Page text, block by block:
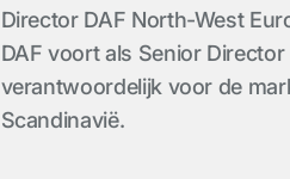
Director DAF North-West
DAF voort als Senior
verantwoordelijk voor de
Scandinavië.